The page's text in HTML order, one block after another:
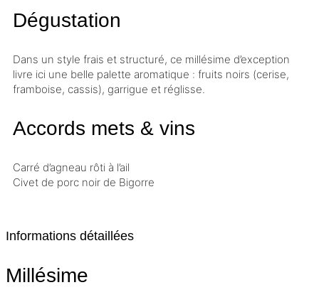
Dégustation
Dans un style frais et structuré, ce millésime d’exception
livre ici une belle palette aromatique : fruits noirs (cerise,
framboise, cassis), garrigue et réglisse.
Accords mets & vins
Carré d’agneau rôti à l’ail
Civet de porc noir de Bigorre
Informations détaillées
Millésime